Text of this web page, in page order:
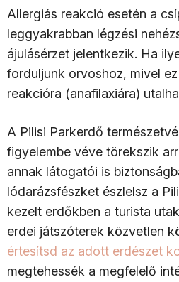
Allergiás reakció esetén a
leggyakrabban légzési
ájulásérzet jelentkezik. Ha
forduljunk orvoshoz, mivel
reakcióra (anafilaxiára)
A Pilisi Parkerdő
figyelembe véve törekszik
annak látogatói is
lódarázsfészket észlelsz a
kezelt erdőkben a turista
erdei játszóterek közvetlen
értesítsd az adott erdészet
megtehessék a megfelelő